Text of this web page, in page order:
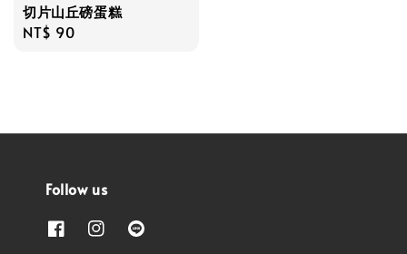
切片山丘磅蛋糕
Regular
NT$ 90
Follow us